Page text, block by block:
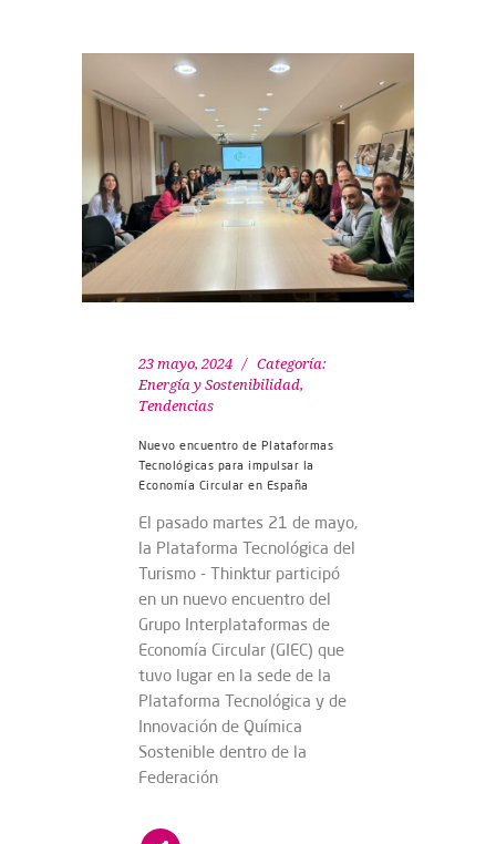
23 mayo, 2024
Categoría:
Energía y Sostenibilidad,
Tendencias
Nuevo encuentro de Plataformas
Tecnológicas para impulsar la
Economía Circular en España
El pasado martes 21 de mayo,
la Plataforma Tecnológica del
Turismo - Thinktur participó
en un nuevo encuentro del
Grupo Interplataformas de
Economía Circular (GIEC) que
tuvo lugar en la sede de la
Plataforma Tecnológica y de
Innovación de Química
Sostenible dentro de la
Federación